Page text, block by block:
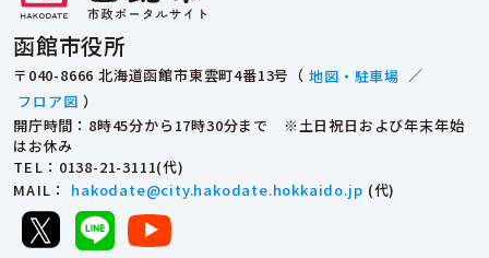
函館市役所
〒040-8666 北海道函館市東雲町4番13号（ 地図・駐車場 ／
フロア図 ）
開庁時間：8時45分から17時30分まで ※土日祝日および年末年始
はお休み
TEL ：0138-21-3111(代)
MAIL ： hakodate@city.hakodate.hokkaido.jp (代)